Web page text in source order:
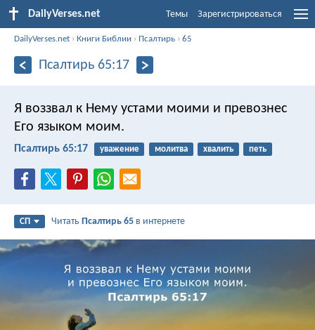
DailyVerses.net Темы Зарегистрироваться
DailyVerses.net ›Книги Библии › Псалтирь ›65
Псалтирь 65:17
Я воззвал к Нему устами моими и превознес
Его языком моим.
Псалтирь 65:17 уважение молитва хвалить петь
СП ЧитатьПсалтирь 65 в интернете